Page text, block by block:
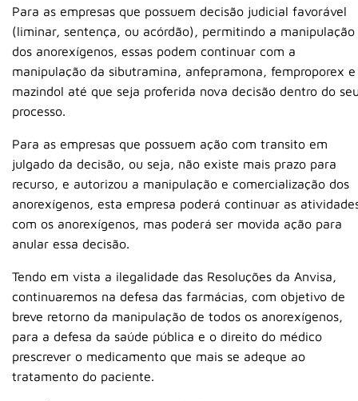
Para as empresas que possuem decisão judicial favorável
(liminar, sentença, ou acórdão), permitindo a manipulação
dos anorexígenos, essas podem continuar com a
manipulação da sibutramina, anfepramona, femproporex e
mazindol até que seja proferida nova decisão dentro do
processo.
Para as empresas que possuem ação com transito em
julgado da decisão, ou seja, não existe mais prazo para
recurso, e autorizou a manipulação e comercialização dos
anorexígenos, esta empresa poderá continuar as
com os anorexígenos, mas poderá ser movida ação para
anular essa decisão.
Tendo em vista a ilegalidade das Resoluções da Anvisa,
continuaremos na defesa das farmácias, com objetivo de
breve retorno da manipulação de todos os anorexígenos,
para a defesa da saúde pública e o direito do médico
prescrever o medicamento que mais se adeque ao
tratamento do paciente.